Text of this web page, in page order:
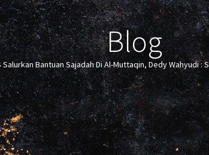
Blog
Salurkan Bantuan Sajadah Di Al-Muttaqin, Dedy Wahyudi :